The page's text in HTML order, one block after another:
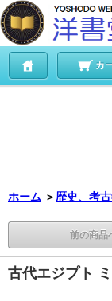
カ
ホーム ＞ 歴史、考
前の商品
古代エジプト